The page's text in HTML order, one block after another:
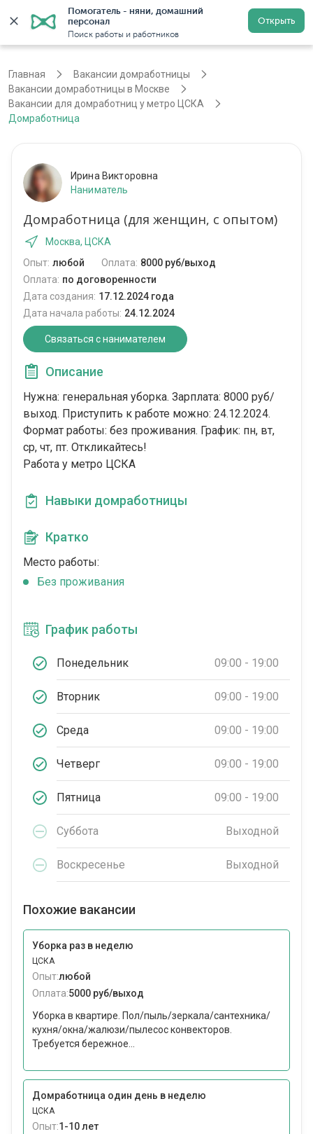
Помогатель - няни, домашний
персонал
Поиск работы и работников
Открыть
Регистрация
Главная
Вакансии домработницы
Вакансии домработницы в Москве
Вакансии для домработниц у метро ЦСКА
Домработница
Ирина Викторовна
Наниматель
Домработница (для женщин, с опытом)
Москва, ЦСКА
Опыт: любой Оплата: 8000 руб/выход
Оплата: по договоренности
Дата создания: 17.12.2024 года
Дата начала работы: 24.12.2024
Связаться с нанимателем
Описание
Нужна: генеральная уборка. Зарплата: 8000 руб/
выход. Приступить к работе можно: 24.12.2024.
Формат работы: без проживания. График: пн, вт,
ср, чт, пт. Откликайтесь!
Работа у метро ЦСКА
Навыки домработницы
Кратко
Место работы:
Без проживания
График работы
Понедельник 09:00 - 19:00
Вторник 09:00 - 19:00
Среда 09:00 - 19:00
Четверг 09:00 - 19:00
Пятница 09:00 - 19:00
Суббота Выходной
Воскресенье Выходной
Похожие вакансии
Уборка раз в неделю
ЦСКА
Опыт:любой
Оплата:5000 руб/выход
Уборка в квартире. Пол/пыль/зеркала/сантехника/
кухня/окна/жалюзи/пылесос конвекторов.
Требуется бережное...
Домработница один день в неделю
ЦСКА
Опыт:1-10 лет